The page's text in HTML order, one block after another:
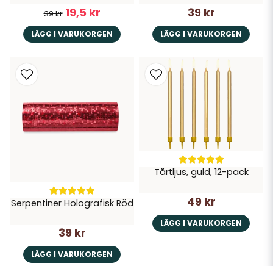
39 kr 19,5 kr
LÄGG I VARUKORGEN
39 kr
LÄGG I VARUKORGEN
Serpentiner Holografisk Röd
39 kr
LÄGG I VARUKORGEN
Tårtljus, guld, 12-pack
49 kr
LÄGG I VARUKORGEN